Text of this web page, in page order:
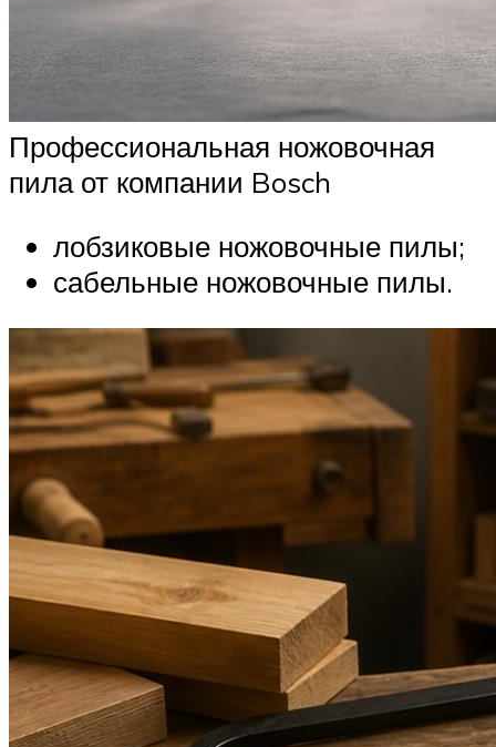
Профессиональная ножовочная
пила от компании Bosch
лобзиковые ножовочные пилы;
сабельные ножовочные пилы.